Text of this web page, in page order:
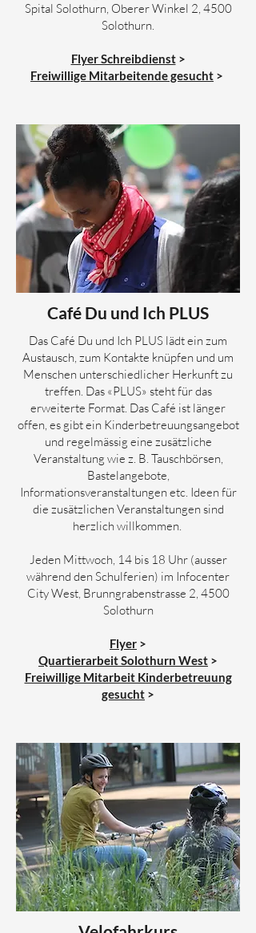
Spital Solothurn, Oberer Winkel 2, 4500
Solothurn.
Flyer Schreibdienst>
Freiwillige Mitarbeitende gesucht >
Café Du und Ich PLUS
Das Café Du und Ich PLUS lädt ein zum
Austausch, zum Kontakte knüpfen und um
Menschen unterschiedlicher Herkunft zu
treffen. Das «PLUS» steht für das
erweiterte Format. Das Café ist länger
offen, es gibt ein Kinderbetreuungsangebot
und regelmässig eine zusätzliche
Veranstaltung wie z. B. Tauschbörsen,
Bastelangebote,
Informationsveranstaltungen etc. Ideen für
die zusätzlichen Veranstaltungen sind
herzlich willkommen.
Jeden Mittwoch, 14 bis 18 Uhr (ausser
während den Schulferien) im Infocenter
City West, Brunngrabenstrasse 2, 4500
Solothurn
Flyer >
Quartierarbeit Solothurn West >
Freiwillige Mitarbeit Kinderbetreuung
gesucht >